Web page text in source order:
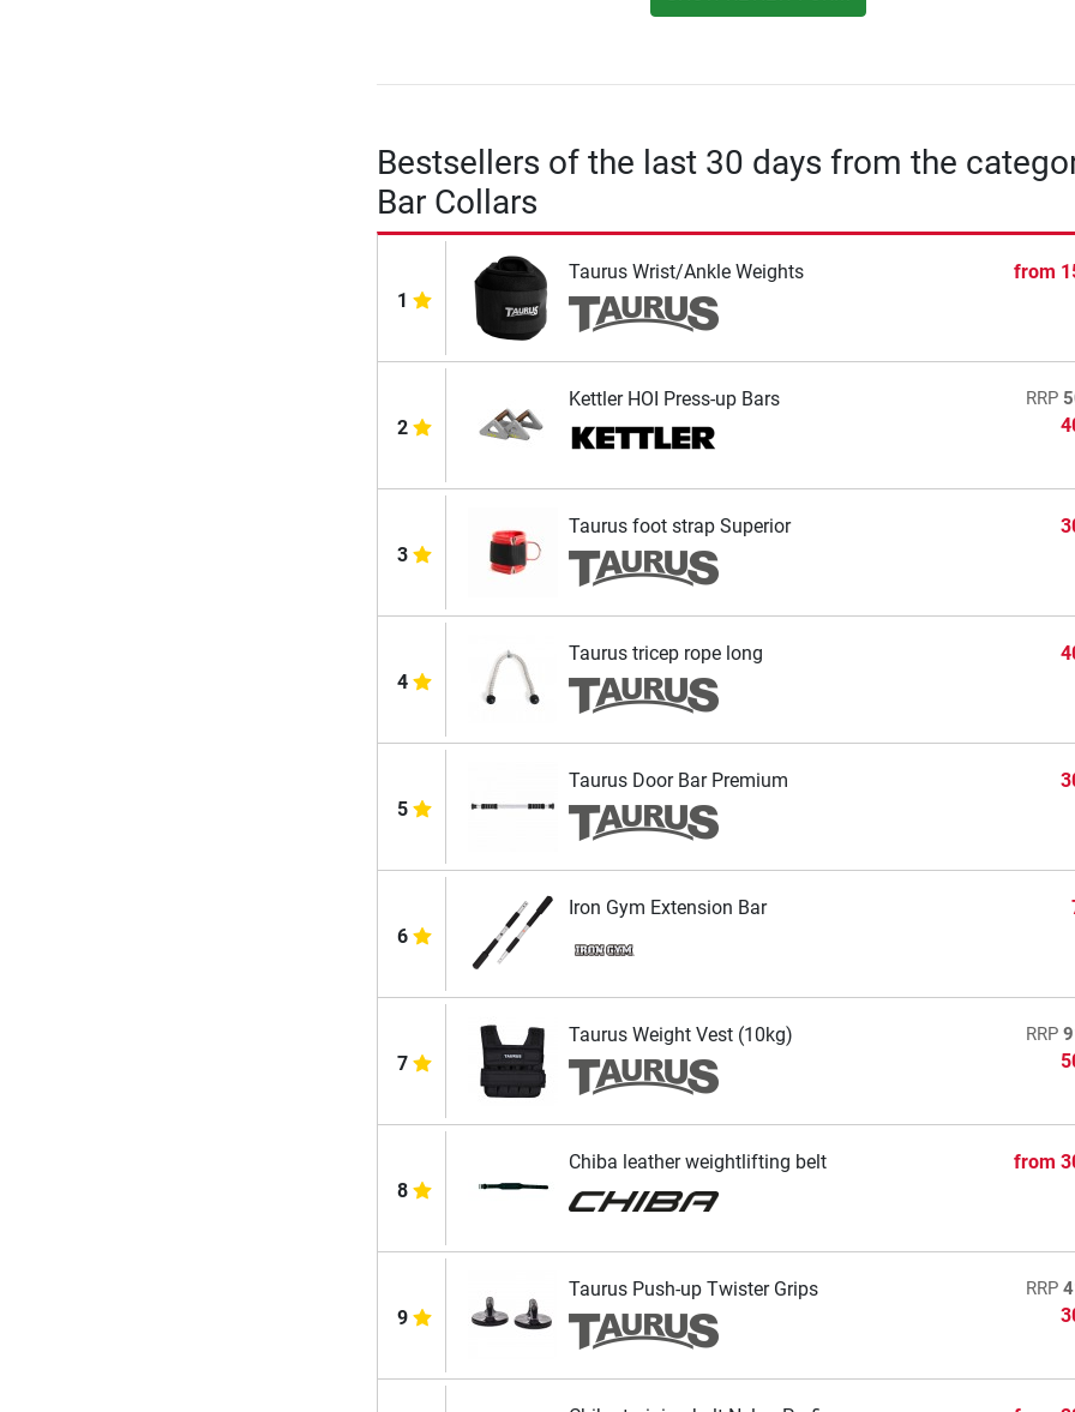
Bestsellers of the last 30 days from the
Bar Collars
1
Taurus Wrist/Ankle Weights from
2
Kettler HOI Press-up Bars RRP
3
Taurus foot strap Superior
4
Taurus tricep rope long
5
Taurus Door Bar Premium
6
Iron Gym Extension Bar
7
Taurus Weight Vest (10kg) RRP
8
Chiba leather weightlifting belt from
9
Taurus Push-up Twister Grips RRP